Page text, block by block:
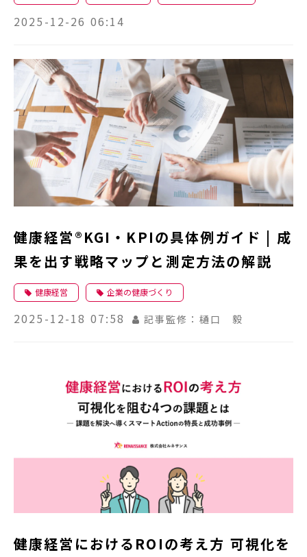
2025-12-26 06:14
健康経営®KGI・KPIの具体例ガイド | 成
果を出す戦略マップと測定方法の解説
健康経営 企業の健康づくり
2025-12-18 07:58 記事監修：樋口 毅
健康経営におけるROIの考え方 可視化を